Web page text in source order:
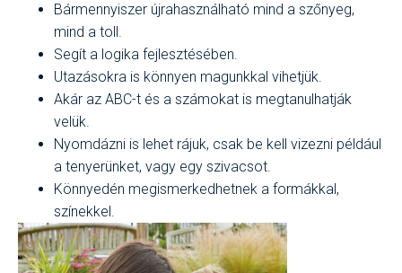
Bármennyiszer újrahasználható mind a szőnyeg,
mind a toll.
Segít a logika fejlesztésében.
Utazásokra is könnyen magunkkal vihetjük.
Akár az ABC-t és a számokat is megtanulhatják
velük.
Nyomdázni is lehet rájuk, csak be kell vizezni például
a tenyerünket, vagy egy szivacsot.
Könnyedén megismerkedhetnek a formákkal,
színekkel.